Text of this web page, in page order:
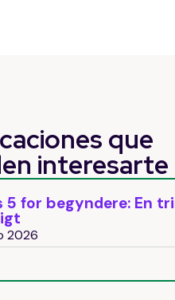
que
interesarte
5 for begyndere: En
2026